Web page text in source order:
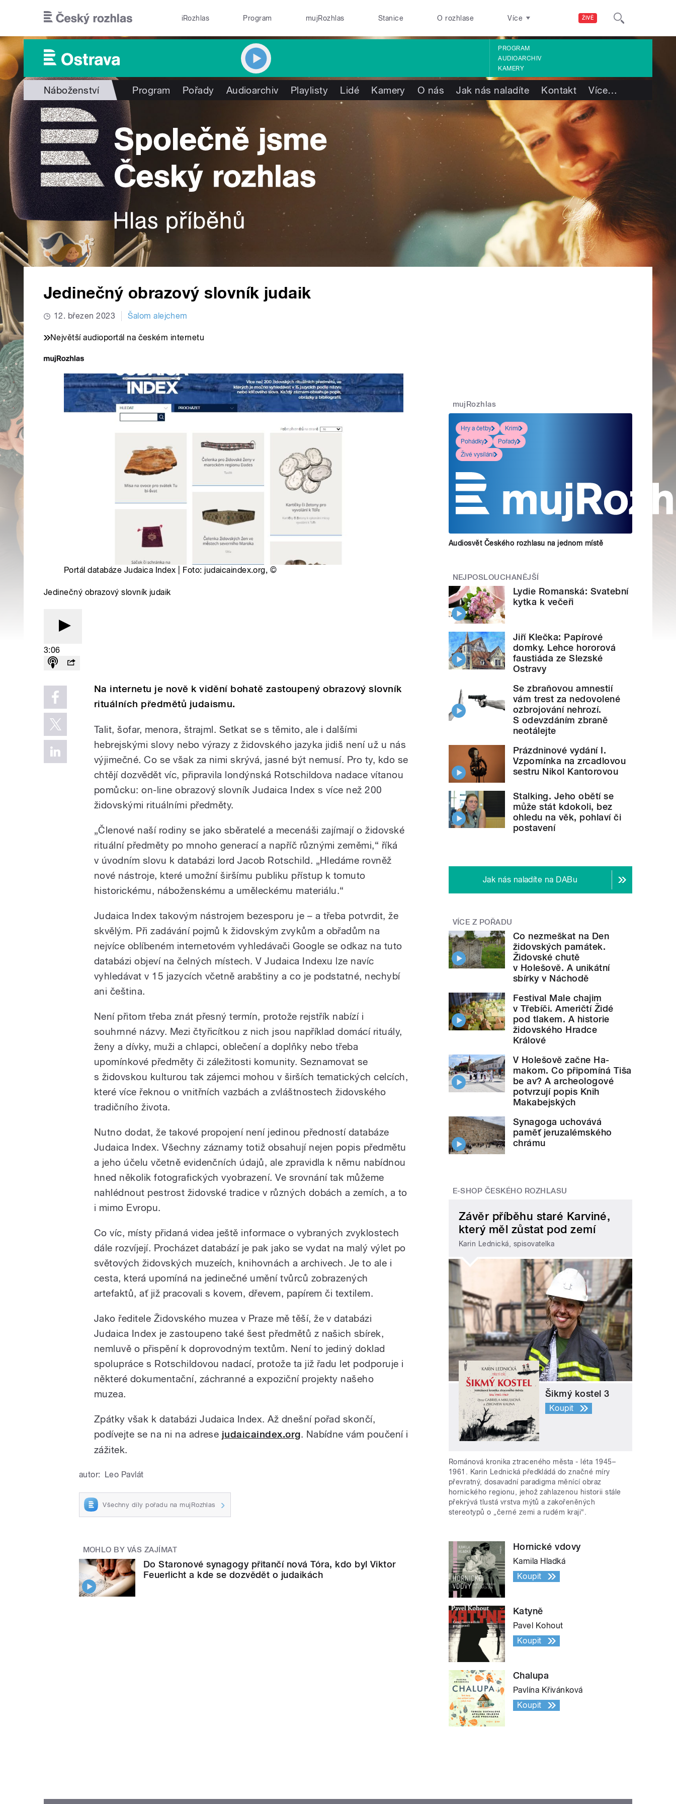
ŽIVĚ
iRozhlas Program mujRozhlas Stanice O rozhlase Více
PROGRAM
AUDIOARCHIV
KAMERY
Náboženství Program Pořady Audioarchiv Playlisty Lidé Kamery O nás Jak nás naladíte Kontakt Více…
Jedinečný obrazový slovník judaik
12. březen 2023 Šalom alejchem
Největší audioportál na českém internetu
Portál databáze Judaica Index | Foto: judaicaindex.org, ©
Jedinečný obrazový slovník judaik
3:06
Na internetu je nově k vidění bohatě zastoupený obrazový slovník
rituálních předmětů judaismu.
Talit, šofar, menora, štrajml. Setkat se s těmito, ale i dalšími
hebrejskými slovy nebo výrazy z židovského jazyka jidiš není už u nás
výjimečné. Co se však za nimi skrývá, jasné být nemusí. Pro ty, kdo se
chtějí dozvědět víc, připravila londýnská Rotschildova nadace vítanou
pomůcku: on-line obrazový slovník Judaica Index s více než 200
židovskými rituálními předměty.
„Členové naší rodiny se jako sběratelé a mecenáši zajímají o židovské
rituální předměty po mnoho generací a napříč různými zeměmi,“ říká
v úvodním slovu k databázi lord Jacob Rotschild. „Hledáme rovněž
nové nástroje, které umožní širšímu publiku přístup k tomuto
historickému, náboženskému a uměleckému materiálu.“
Judaica Index takovým nástrojem bezesporu je – a třeba potvrdit, že
skvělým. Při zadávání pojmů k židovským zvykům a obřadům na
nejvíce oblíbeném internetovém vyhledávači Google se odkaz na tuto
databázi objeví na čelných místech. V Judaica Indexu lze navíc
vyhledávat v 15 jazycích včetně arabštiny a co je podstatné, nechybí
ani čeština.
Není přitom třeba znát přesný termín, protože rejstřík nabízí i
souhrnné názvy. Mezi čtyřicítkou z nich jsou například domácí rituály,
ženy a dívky, muži a chlapci, oblečení a doplňky nebo třeba
upomínkové předměty či záležitosti komunity. Seznamovat se
s židovskou kulturou tak zájemci mohou v širších tematických celcích,
které více řeknou o vnitřních vazbách a zvláštnostech židovského
tradičního života.
Nutno dodat, že takové propojení není jedinou předností databáze
Judaica Index. Všechny záznamy totiž obsahují nejen popis předmětu
a jeho účelu včetně evidenčních údajů, ale zpravidla k němu nabídnou
hned několik fotografických vyobrazení. Ve srovnání tak můžeme
nahlédnout pestrost židovské tradice v různých dobách a zemích, a to
i mimo Evropu.
Co víc, místy přidaná videa ještě informace o vybraných zvyklostech
dále rozvíjejí. Procházet databází je pak jako se vydat na malý výlet po
světových židovských muzeích, knihovnách a archivech. Je to ale i
cesta, která upomíná na jedinečné umění tvůrců zobrazených
artefaktů, ať již pracovali s kovem, dřevem, papírem či textilem.
Jako ředitele Židovského muzea v Praze mě těší, že v databázi
Judaica Index je zastoupeno také šest předmětů z našich sbírek,
nemluvě o přispění k doprovodným textům. Není to jediný doklad
spolupráce s Rotschildovou nadací, protože ta již řadu let podporuje i
některé dokumentační, záchranné a expoziční projekty našeho
muzea.
Zpátky však k databázi Judaica Index. Až dnešní pořad skončí,
podívejte se na ni na adrese judaicaindex.org. Nabídne vám poučení i
zážitek.
autor: Leo Pavlát
Všechny díly pořadu na mujRozhlas
MOHLO BY VÁS ZAJÍMAT
Do Staronové synagogy přitančí nová Tóra, kdo byl Viktor
Feuerlicht a kde se dozvědět o judaikách
mujRozhlas
Hry a četby
Krimi
Pohádky
Pořady
Živé vysílání
Audiosvět Českého rozhlasu na jednom místě
NEJPOSLOUCHANĚJŠÍ
Lydie Romanská: Svatební
kytka k večeři
Jiří Klečka: Papírové
domky. Lehce hororová
faustiáda ze Slezské
Ostravy
Se zbraňovou amnestií
vám trest za nedovolené
ozbrojování nehrozí.
S odevzdáním zbraně
neotálejte
Prázdninové vydání I.
Vzpomínka na zrcadlovou
sestru Nikol Kantorovou
Stalking. Jeho obětí se
může stát kdokoli, bez
ohledu na věk, pohlaví či
postavení
Jak nás naladíte na DABu
VÍCE Z POŘADU
Co nezmeškat na Den
židovských památek.
Židovské chutě
v Holešově. A unikátní
sbírky v Náchodě
Festival Male chajim
v Třebíči. Američtí Židé
pod tlakem. A historie
židovského Hradce
Králové
V Holešově začne Ha-
makom. Co připomíná Tiša
be av? A archeologové
potvrzují popis Knih
Makabejských
Synagoga uchovává
paměť jeruzalémského
chrámu
E-SHOP ČESKÉHO ROZHLASU
Závěr příběhu staré Karviné,
který měl zůstat pod zemí
Karin Lednická, spisovatelka
Šikmý kostel 3
Koupit
Románová kronika ztraceného města - léta 1945–
1961. Karin Lednická předkládá do značné míry
převratný, dosavadní paradigma měnící obraz
hornického regionu, jehož zahlazenou historii stále
překrývá tlustá vrstva mýtů a zakořeněných
stereotypů o „černé zemi a rudém kraji“.
Hornické vdovy
Kamila Hladká
Koupit
Katyně
Pavel Kohout
Koupit
Chalupa
Pavlína Křivánková
Koupit